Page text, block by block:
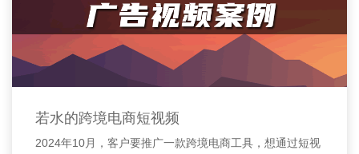
若水的跨境电商短视频
2024年10月，客户要推广一款跨境电商工具，想通过短视